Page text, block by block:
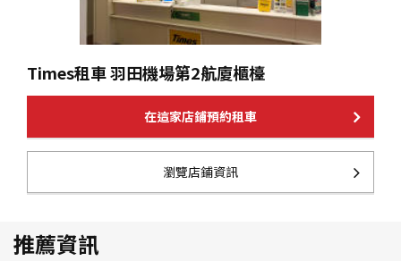
Times租車 羽田機場第2航廈櫃檯
在這家店鋪預約租車
瀏覽店鋪資訊
推薦資訊